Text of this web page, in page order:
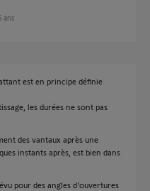
ans
est en principe définie
les durées ne sont pas
des vantaux après une
instants après, est bien dans
pour des angles d'ouvertures